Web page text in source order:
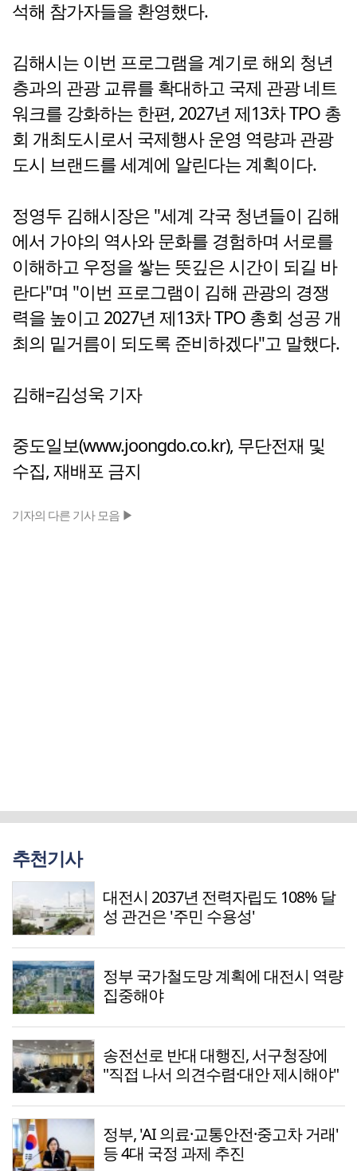
석해 참가자들을 환영했다.
김해시는 이번 프로그램을 계기로 해외 청년
층과의 관광 교류를 확대하고 국제 관광 네트
워크를 강화하는 한편, 2027년 제13차 TPO 총
회 개최도시로서 국제행사 운영 역량과 관광
도시 브랜드를 세계에 알린다는 계획이다.
정영두 김해시장은 "세계 각국 청년들이 김해
에서 가야의 역사와 문화를 경험하며 서로를
이해하고 우정을 쌓는 뜻깊은 시간이 되길 바
란다"며 "이번 프로그램이 김해 관광의 경쟁
력을 높이고 2027년 제13차 TPO 총회 성공 개
최의 밑거름이 되도록 준비하겠다"고 말했다.
김해=김성욱 기자
중도일보(www.joongdo.co.kr), 무단전재 및
수집, 재배포 금지
기자의 다른 기사 모음 ▶
추천기사
대전시 2037년 전력자립도 108% 달
성 관건은 '주민 수용성'
정부 국가철도망 계획에 대전시 역량
집중해야
송전선로 반대 대행진, 서구청장에
"직접 나서 의견수렴·대안 제시해야"
정부, 'AI 의료·교통안전·중고차 거래'
등 4대 국정 과제 추진